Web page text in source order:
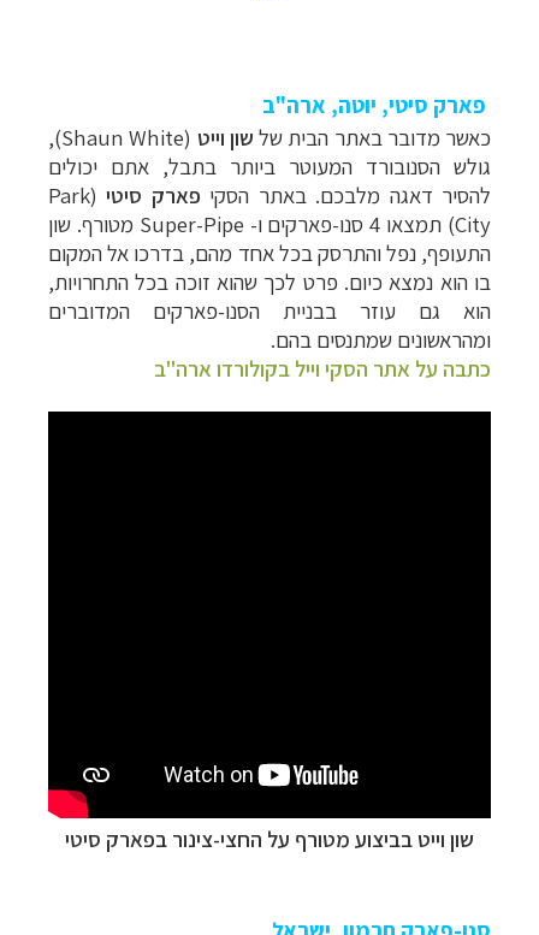
פארק סיטי, יוטה, ארה"ב
כאשר מדובר באתר הבית של שון וייט (
Shaun White
),
גולש הסנובורד המעוטר ביותר בתבל, אתם יכולים
להסיר דאגה מלבכם. באתר הסקי פארק סיטי(
Park
City) תמצאו 4 סנו-פארקים ו- Super-Pipe מטורף. שון
התעופף, נפל והתרסק בכל אחד מהם, בדרכו אל המקום
בו הוא נמצא כיום. פרט לכך שהוא זוכה בכל התחרויות,
הוא גם עוזר בבניית הסנו-פארקים המדוברים
ומהראשונים שמתנסים בהם.
כתבה על אתר הסקי וייל בקולורדו ארה"ב
שון וייט בביצוע מטורף על החצי-צינור בפארק סיטי